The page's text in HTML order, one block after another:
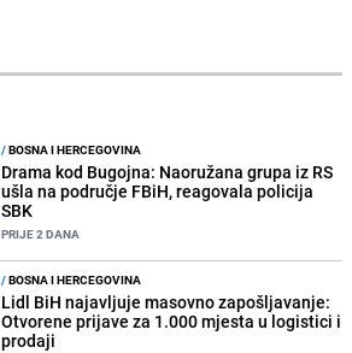
/BOSNA I HERCEGOVINA
Drama kod Bugojna: Naoružana grupa iz RS
ušla na područje FBiH, reagovala policija
SBK
PRIJE 2 DANA
/BOSNA I HERCEGOVINA
Lidl BiH najavljuje masovno zapošljavanje:
Otvorene prijave za 1.000 mjesta u logistici i
prodaji